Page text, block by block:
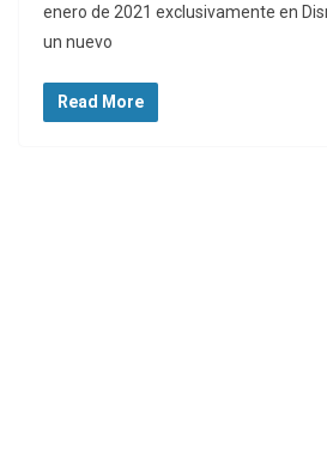
enero de 2021 exclusivamente en
un nuevo
Read More